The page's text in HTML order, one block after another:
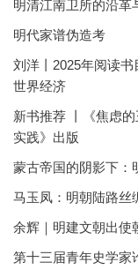
明清江南卫所的沿革
明代家谱伪造考
刘洋丨2025年阅读
世界经济
新书推荐 丨《焦虑
实践》出版
蒙古帝国的阴影下：
马玉凤：明朝陆路丝
余辉｜明建文朝出使
第十三届青年史学家